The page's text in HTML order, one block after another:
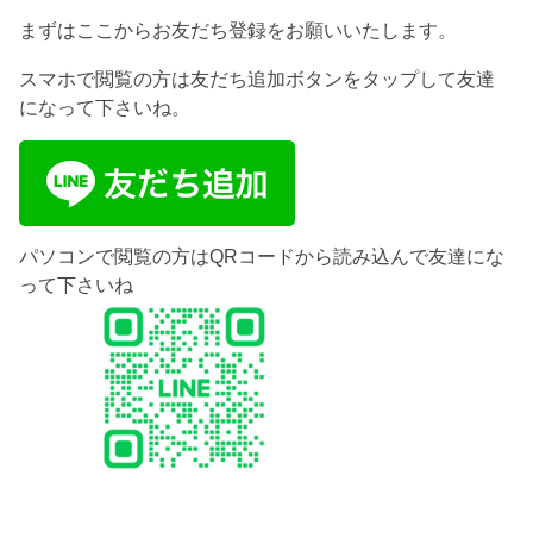
まずはここからお友だち登録をお願いいたします。
スマホで閲覧の方は友だち追加ボタンをタップして友達
になって下さいね。
パソコンで閲覧の方はQRコードから読み込んで友達にな
って下さいね